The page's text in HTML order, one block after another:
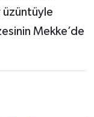
üzüntüyle
Mekke’de